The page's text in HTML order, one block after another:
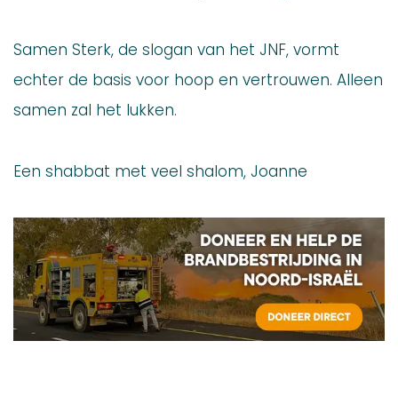
Samen Sterk, de slogan van het JNF, vormt
echter de basis voor hoop en vertrouwen. Alleen
samen zal het lukken.
Een shabbat met veel shalom, Joanne